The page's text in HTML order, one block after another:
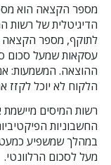
מספר הקצאה הוא
הדיגיטלית של רשות
לתוקף, מספר הקצאה
עסקאות שמעל סכום
ההוצאה. המשמעות:
הלקוח לא יוכל לקזז
רשות המיסים
החשבוניות
במהלך שמשפיע
מעל לסכום הרלוונטי.